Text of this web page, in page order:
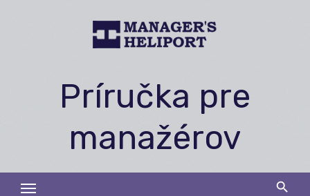
Príručka pre
manažérov